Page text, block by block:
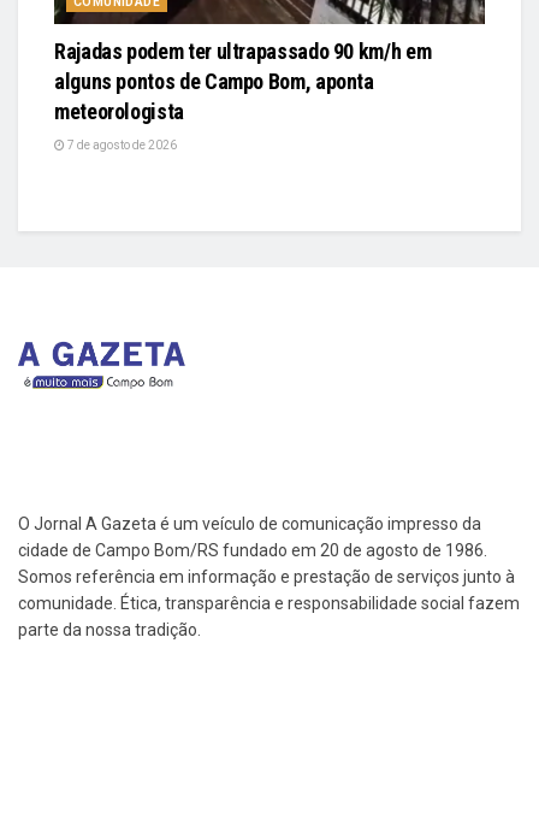
Rajadas podem ter ultrapassado 90 km/h em
alguns pontos de Campo Bom, aponta
meteorologista
7 de agosto de 2026
O Jornal A Gazeta é um veículo de comunicação impresso da
cidade de Campo Bom/RS fundado em 20 de agosto de 1986.
Somos referência em informação e prestação de serviços junto à
comunidade. Ética, transparência e responsabilidade social fazem
parte da nossa tradição.